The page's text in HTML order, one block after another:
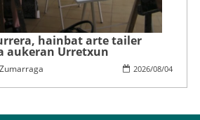
hainbat arte tailer
aukeran Urretxun
2026/08/04